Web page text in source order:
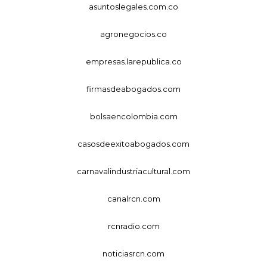
asuntoslegales.com.co
agronegocios.co
empresas.larepublica.co
firmasdeabogados.com
bolsaencolombia.com
casosdeexitoabogados.com
carnavalindustriacultural.com
canalrcn.com
rcnradio.com
noticiasrcn.com